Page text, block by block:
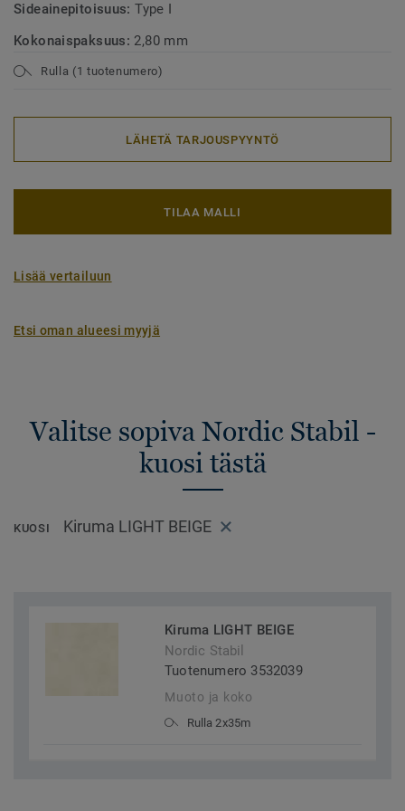
Sideainepitoisuus:Type I
Kokonaispaksuus: 2,80 mm
Rulla (1 tuotenumero)
LÄHETÄ TARJOUSPYYNTÖ
TILAA MALLI
Lisää vertailuun
Etsi oman alueesi myyjä
Valitse sopiva Nordic Stabil -
kuosi tästä
KUOSI Kiruma LIGHT BEIGE
Kiruma LIGHT BEIGE
Nordic Stabil
Tuotenumero 3532039
Muoto ja koko
Rulla 2x35m